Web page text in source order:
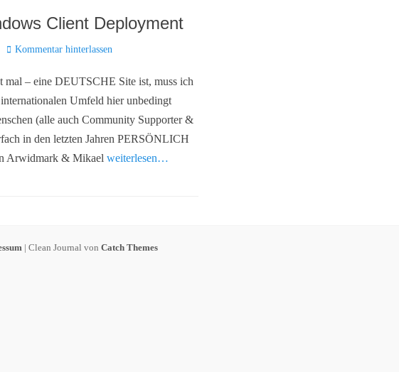
Client Deployment
Kommentar hinterlassen
mal – eine DEUTSCHE Site ist, muss ich
Umfeld hier unbedingt
(alle auch Community Supporter &
in den letzten Jahren PERSÖNLICH
Arwidmark & Mikael weiterlesen…
| Clean Journal von Catch Themes